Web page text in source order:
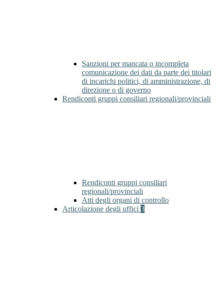
Sanzioni per mancata o incompleta
comunicazione dei dati da parte dei titolari
di incarichi politici, di amministrazione, di
direzione o di governo
Rendiconti gruppi consiliari regionali/provinciali
Rendiconti gruppi consiliari
regionali/provinciali
Atti degli organi di controllo
Articolazione degli uffici 3